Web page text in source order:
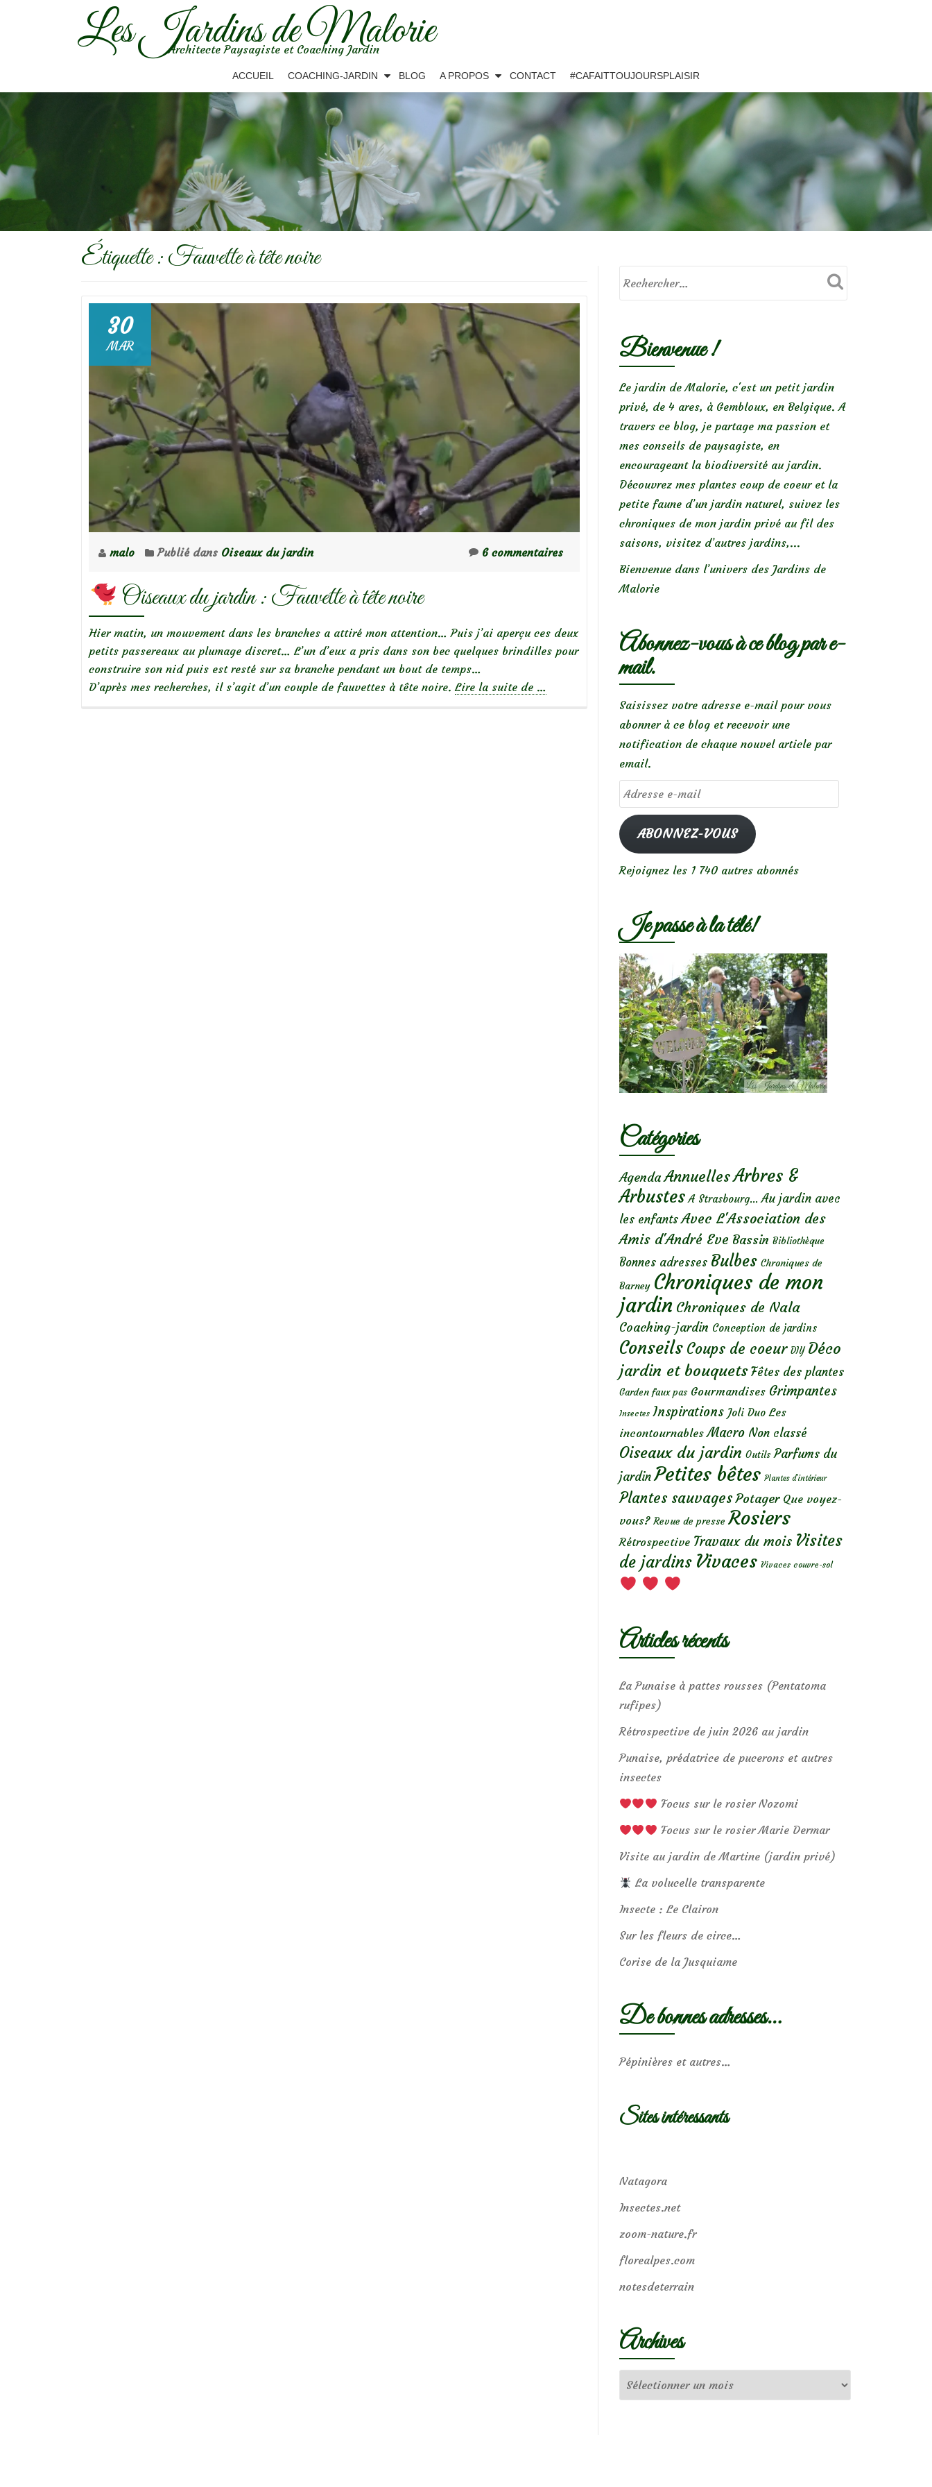
Les Jardins de Malorie
Architecte Paysagiste et Coaching Jardin
ACCUEIL COACHING-JARDIN BLOG A PROPOS CONTACT #CAFAITTOUJOURSPLAISIR
Étiquette :Fauvette à tête noire
30
MAR
malo Publié dans Oiseaux du jardin 6 commentaires
Oiseaux du jardin : Fauvette à tête noire
Hier matin, un mouvement dans les branches a attiré mon attention… Puis j’ai aperçu ces deux
petits passereaux au plumage discret… L’un d’eux a pris dans son bec quelques brindilles pour
construire son nid puis est resté sur sa branche pendant un bout de temps…
D’après mes recherches, il s’agit d’un couple de fauvettes à tête noire. Lire la suite de à
…
Bienvenue !
Le jardin de Malorie, c'est un petit jardin
privé, de 4 ares, à Gembloux, en Belgique. A
travers ce blog, je partage ma passion et
mes conseils de paysagiste, en
encourageant la biodiversité au jardin.
Découvrez mes plantes coup de coeur et la
petite faune d’un jardin naturel, suivez les
chroniques de mon jardin privé au fil des
saisons, visitez d’autres jardins,...
Bienvenue dans l’univers des Jardins de
Malorie
Abonnez-vous à ce blog par e-
mail.
Saisissez votre adresse e-mail pour vous
abonner à ce blog et recevoir une
notification de chaque nouvel article par
email.
Adresse
e-
mailABONNEZ-VOUS
Rejoignez les 1 740 autres abonnés
Je passe à la télé!
Catégories
Agenda AnnuellesArbres &
Arbustes A Strasbourg... Au jardin avec
les enfants Avec L'Association des
Amis d'André Eve Bassin Bibliothèque
Bonnes adresses Bulbes Chroniques de
Barney Chroniques de mon
jardin Chroniques de Nala
Coaching-jardin Conception de jardins
Conseils Coups de coeur DIY Déco
jardin et bouquets Fêtes des plantes
Garden faux pas Gourmandises Grimpantes
Insectes Inspirations Joli Duo Les
incontournables Macro Non classé
Oiseaux du jardin Outils Parfums du
jardin Petites bêtes Plantes d’intérieur
Plantes sauvages Potager Que voyez-
vous? Revue de presse Rosiers
Rétrospective Travaux du mois Visites
de jardins Vivaces Vivaces couvre-sol
Articles récents
La Punaise à pattes rousses (Pentatoma
rufipes)
Rétrospective de juin 2026 au jardin
Punaise, prédatrice de pucerons et autres
insectes
Focus sur le rosier Nozomi
Focus sur le rosier Marie Dermar
Visite au jardin de Martine (jardin privé)
La volucelle transparente
Insecte : Le Clairon
Sur les fleurs de circe…
Corise de la Jusquiame
De bonnes adresses…
Pépinières et autres…
Sites intéressants
Natagora
Insectes.net
zoom-nature.fr
florealpes.com
notesdeterrain
Archives
Archives